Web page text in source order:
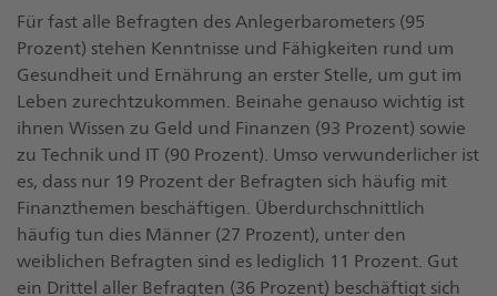
Für fast alle Befragten des Anlegerbarometers (95
Prozent) stehen Kenntnisse und Fähigkeiten rund um
Gesundheit und Ernährung an erster Stelle, um gut im
Leben zurechtzukommen. Beinahe genauso wichtig ist
ihnen Wissen zu Geld und Finanzen (93 Prozent) sowie
zu Technik und IT (90 Prozent). Umso verwunderlicher ist
es, dass nur 19 Prozent der Befragten sich häufig mit
Finanzthemen beschäftigen. Überdurchschnittlich
häufig tun dies Männer (27 Prozent), unter den
weiblichen Befragten sind es lediglich 11 Prozent. Gut
ein Drittel aller Befragten (36 Prozent) beschäftigt sich